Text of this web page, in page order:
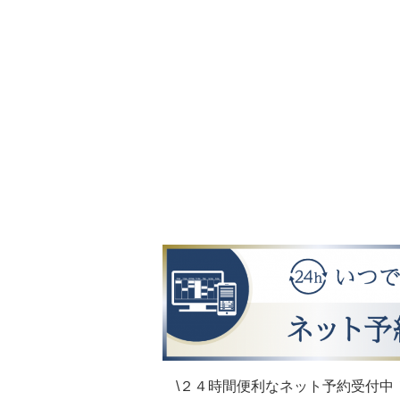
\２４時間便利なネット予約受付中